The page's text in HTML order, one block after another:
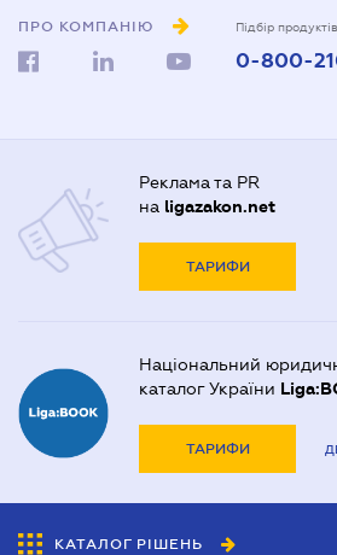
ПРО КОМПАНІЮ Підбір
0-800-
Реклама та PR
на ligazakon.net
ТАРИФИ
Національний
каталог України
ТАРИФИ
КАТАЛОГ РІШЕНЬ